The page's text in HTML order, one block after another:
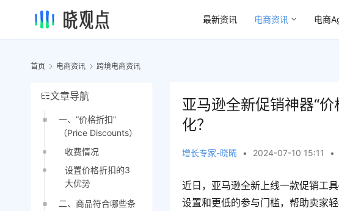
最新资讯 电商资讯 电商
首页 电商资讯 跨境电商资讯
文章导航
一、“价格折扣”
（Price Discounts）
收费情况
设置价格折扣的3
大优势
二、商品符合哪些条
亚马逊全新促销神器“
化？
增长专家-晓晞 • 2024-07-10 15:11 •
近日，亚马逊全新上线一款促销工
设置和更低的参与门槛，帮助卖家